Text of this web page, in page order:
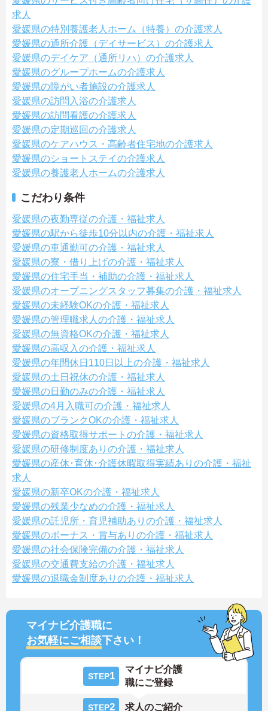
求人
愛媛県の特別養護老人ホーム（特養）の介護求人
愛媛県の通所介護（デイサービス）の介護求人
愛媛県のデイケア（通所リハ）の介護求人
愛媛県のグループホームの介護求人
愛媛県の障がい者施設の介護求人
愛媛県の訪問入浴の介護求人
愛媛県の訪問看護の介護求人
愛媛県の定期巡回の介護求人
愛媛県のケアハウス・高齢者住宅地の介護求人
愛媛県のショートステイの介護求人
愛媛県の養護老人ホームの介護求人
こだわり条件
愛媛県の夜勤専従の介護・福祉求人
愛媛県の駅から徒歩10分以内の介護・福祉求人
愛媛県の車通勤可の介護・福祉求人
愛媛県の寮・借り上げの介護・福祉求人
愛媛県の住宅手当・補助の介護・福祉求人
愛媛県のオープニングスタッフ募集の介護・福祉求人
愛媛県の未経験OKの介護・福祉求人
愛媛県の管理職求人の介護・福祉求人
愛媛県の無資格OKの介護・福祉求人
愛媛県の高収入の介護・福祉求人
愛媛県の年間休日110日以上の介護・福祉求人
愛媛県の土日祝休の介護・福祉求人
愛媛県の日勤のみの介護・福祉求人
愛媛県の4月入職可の介護・福祉求人
愛媛県のブランクOKの介護・福祉求人
愛媛県の資格取得サポートの介護・福祉求人
愛媛県の研修制度ありの介護・福祉求人
愛媛県の産休･育休･介護休暇取得実績ありの介護・福祉
求人
愛媛県の新卒OKの介護・福祉求人
愛媛県の残業少なめの介護・福祉求人
愛媛県の託児所・育児補助ありの介護・福祉求人
愛媛県のボーナス・賞与ありの介護・福祉求人
愛媛県の社会保険完備の介護・福祉求人
愛媛県の交通費支給の介護・福祉求人
愛媛県の退職金制度ありの介護・福祉求人
マイナビ介護職に
お気軽にご相談下さい！
STEP1
マイナビ介護
職にご登録
STEP2 求人のご紹介